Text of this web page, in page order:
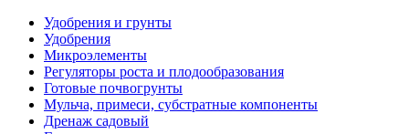
Удобрения и грунты
Удобрения
Микроэлементы
Регуляторы роста и плодообразования
Готовые почвогрунты
Мульча, примеси, субстратные компоненты
Дренаж садовый